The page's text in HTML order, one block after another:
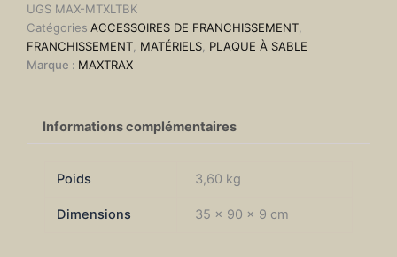
Lite
Noire
-
La
UGS MAX-MTXLTBK
Catégories ACCESSOIRES DE FRANCHISSEMENT
FRANCHISSEMENT MATÉRIELS PLAQUE À SABLE
Marque : MAXTRAX
Informations complémentaires
Poids 3,60 kg
Dimensions 35 × 90 × 9 cm